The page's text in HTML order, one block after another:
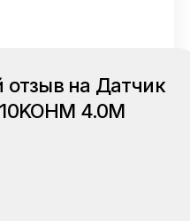
отзыв на Датчик
4.0M